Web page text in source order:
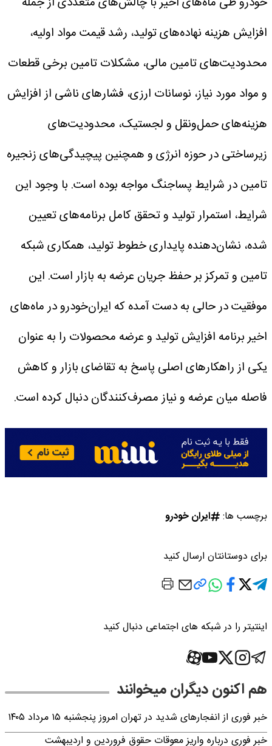
افزایش هزینه نهاده‌های تولید، رشد قیمت مواد اولیه،
محدودیت‌های تامین مالی، مشکلات تامین برخی قطعات
و مواد مورد نیاز، نوسانات ارزی، فشارهای ناشی از افزایش
هزینه‌های حمل‌ونقل و لجستیک، محدودیت‌های
زیرساختی در حوزه انرژی و همچنین پیچیدگی‌های زنجیره
تامین در شرایط پساجنگ مواجه بوده است. با وجود این
شرایط، استمرار تولید و تحقق کامل برنامه‌های تعیین
شده، نشان‌دهنده پایداری خطوط تولید، همکاری شبکه
تامین و تمرکز بر حفظ جریان عرضه به بازار است. این
موفقیت در حالی به دست آمده که ایران‌خودرو در ماه‌های
اخیر برنامه افزایش تولید و عرضه محصولات را به عنوان
یکی از راهکارهای اصلی پاسخ به تقاضای بازار و کاهش
فاصله میان عرضه و نیاز مصرف‌کنندگان دنبال کرده است.
برچسب ها: ایران خودرو
برای دوستانتان ارسال کنید
اینتیتر را در شبکه های اجتماعی دنبال کنید
هم اکنون دیگران میخوانند
خبر فوری از انفجارهای شدید در تهران امروز پنجشنبه ۱۵ مرداد ۱۴۰۵
خبر فوری درباره واریز معوقات حقوق فروردین و اردیبهشت